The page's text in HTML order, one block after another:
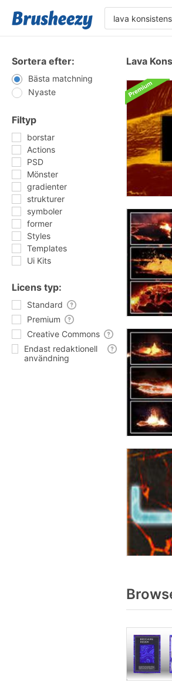
Sortera efter:
Bästa matchning
Nyaste
Filtyp
borstar
Actions
PSD
Mönster
gradienter
strukturer
symboler
former
Styles
Templates
Ui Kits
Licens typ:
Standard
Premium
Creative Commons
Endast redaktionell
användning
Lava